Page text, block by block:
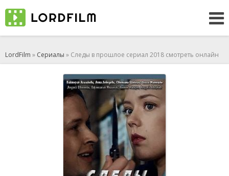
LordFilm » Сериалы » Следы в прошлое сериал 2018 смотреть онлайн